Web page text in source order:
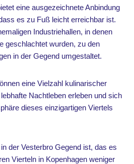
eine ausgezeichnete Anbindung
es zu Fuß leicht erreichbar ist.
Industriehallen, in denen
geschlachtet wurden, zu den
in der Gegend umgestaltet.
eine Vielzahl kulinarischer
Nachtleben erleben und sich
dieses einzigartigen Viertels
der Vesterbro Gegend ist, das es
Vierteln in Kopenhagen weniger